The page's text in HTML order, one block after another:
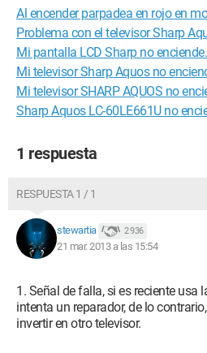
Al encender parpadea en rojo en
Problema con el televisor Sharp
Mi pantalla LCD Sharp no enciende.
Mi televisor Sharp Aquos no
Mi televisor SHARP AQUOS no
Sharp Aquos LC-60LE661U no
1 respuesta
RESPUESTA 1 / 1
stewartia 2 936
21 mar. 2013 a las 15:54
Señal de falla, si es reciente usa
intenta un reparador, de lo
invertir en otro televisor.